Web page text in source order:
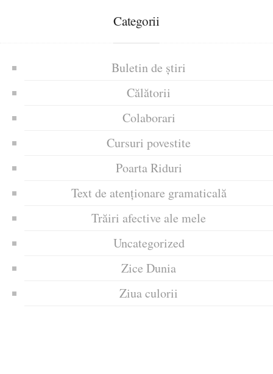
Categorii
Buletin de știri
Călătorii
Colaborari
Cursuri povestite
Poarta Riduri
Text de atenționare gramaticală
Trăiri afective ale mele
Uncategorized
Zice Dunia
Ziua culorii